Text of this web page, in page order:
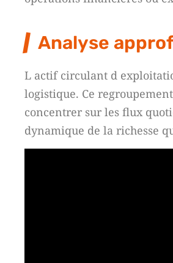
Analyse
L actif circulant d
logistique. Ce
concentrer sur les flux
dynamique de la richesse